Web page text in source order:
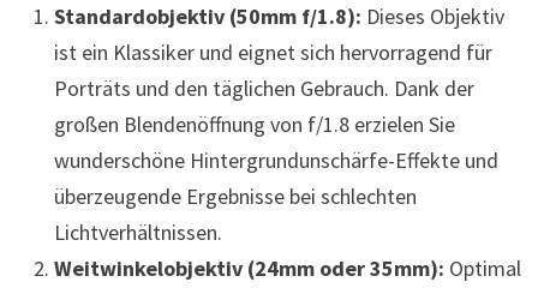
Standardobjektiv (50mm f/1.8): Dieses Objektiv
ist ein Klassiker und eignet sich hervorragend für
Porträts und den täglichen Gebrauch. Dank der
großen Blendenöffnung von f/1.8 erzielen Sie
wunderschöne Hintergrundunschärfe-Effekte und
überzeugende Ergebnisse bei schlechten
Lichtverhältnissen.
Weitwinkelobjektiv (24mm oder 35mm): Optimal